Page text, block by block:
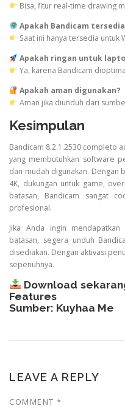
Bisa, fitur real-time drawing
Apakah Bandicam
Saat ini hanya tersedia untuk
Apakah ringan untuk
Ya, karena Bandicam
Apakah aman digunakan?
Aman jika diunduh dari
Kesimpulan
Bandicam 8.2.1.2530 completo
yang membutuhkan software
dan mudah digunakan. Dengan
4K, dukungan untuk game,
batasan, Bandicam sangat
profesional.
Jika Anda ingin
batasan, segera unduh
disediakan. Dengan aktivasi
sepenuhnya.
Download
Features
Sumber: Kuyhaa Me
LEAVE A REPLY
COMMENT *